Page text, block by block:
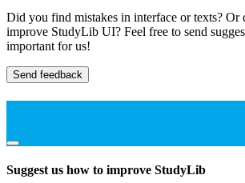
Did you find mistakes in interface or texts?
improve StudyLib UI? Feel free to send
important for us!
Send feedback
Suggest us how to improve StudyLib